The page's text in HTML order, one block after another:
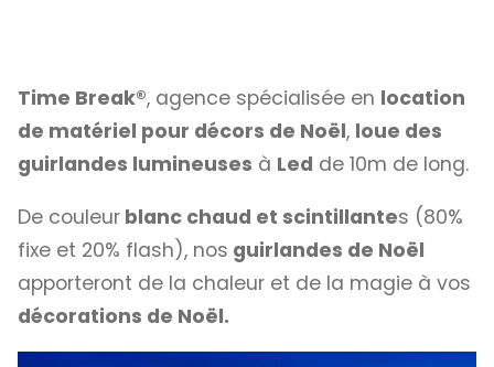
Time Break®, agence spécialisée en location
de matériel pour décors de Noël, loue des
guirlandes lumineuses à Led de 10m de long.
De couleur blanc chaud et scintillantes (80%
fixe et 20% flash), nos guirlandes de Noël
apporteront de la chaleur et de la magie à vos
décorations de Noël.